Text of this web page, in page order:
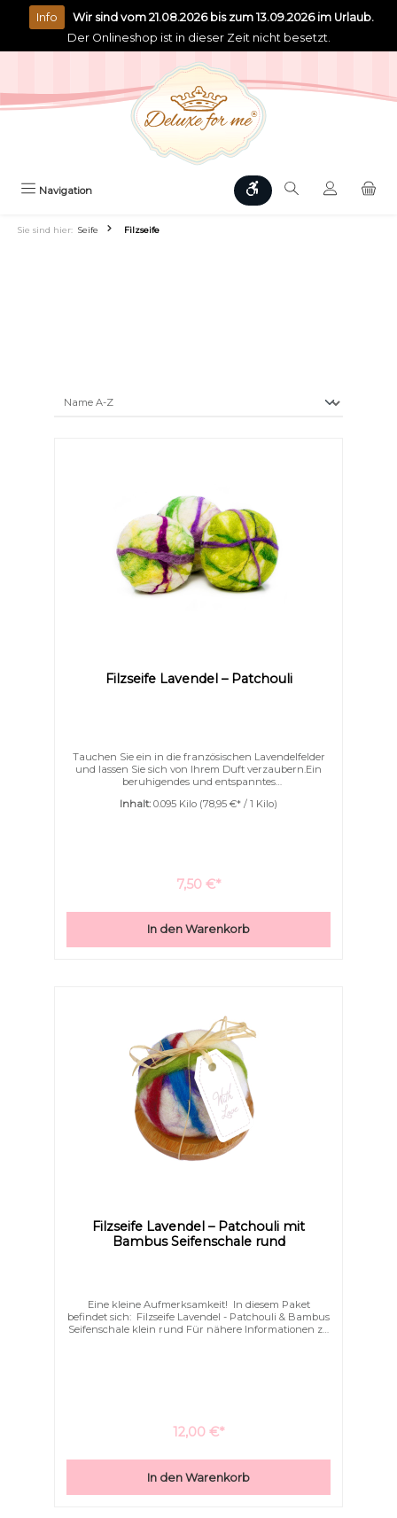
springen
Info
Wir sind vom 21.08.2026 bis zum 13.09.2026 im Urlaub.
Der Onlineshop ist in dieser Zeit nicht besetzt.
Navigation Werkzeugleiste anzeigen
Sie sind hier: Seife Filzseife
Filzseife Lavendel – Patchouli
Tauchen Sie ein in die französischen Lavendelfelder
und lassen Sie sich von Ihrem Duft verzaubern.Ein
beruhigendes und entspanntes
wunderschön eingefilzt. Die Filzseife schäumt
Inhalt: 0.095 Kilo (78,95 €* / 1 Kilo)
7,50 €*
In den Warenkorb
Filzseife Lavendel – Patchouli mit
Bambus Seifenschale rund
Eine kleine Aufmerksamkeit! In diesem Paket
befindet sich: Filzseife Lavendel - Patchouli & Bambus
Seifenschale klein rund Für nähere Informationen zu
12,00 €*
In den Warenkorb